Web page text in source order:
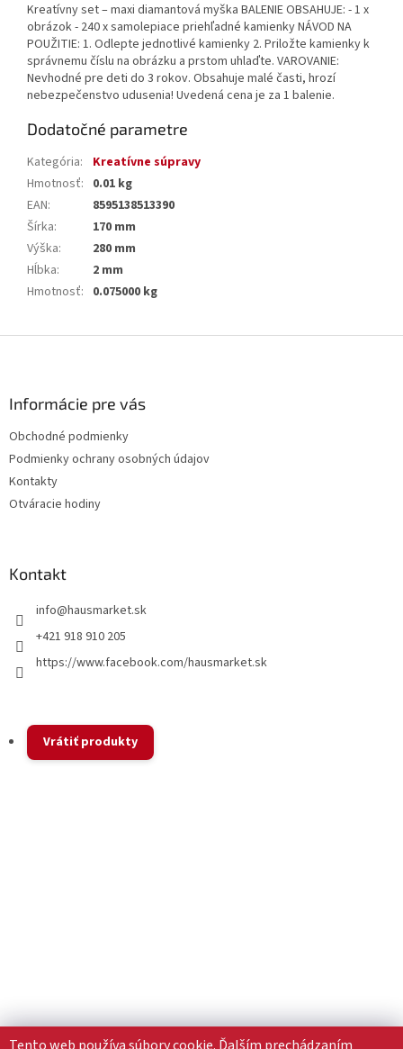
Kreatívny set – maxi diamantová myška BALENIE OBSAHUJE: - 1 x
obrázok - 240 x samolepiace priehľadné kamienky NÁVOD NA
POUŽITIE: 1. Odlepte jednotlivé kamienky 2. Priložte kamienky k
správnemu číslu na obrázku a prstom uhlaďte. VAROVANIE:
Nevhodné pre deti do 3 rokov. Obsahuje malé časti, hrozí
nebezpečenstvo udusenia! Uvedená cena je za 1 balenie.
Dodatočné parametre
Kategória:
Kreatívne súpravy
Hmotnosť: 0.01 kg
EAN:
8595138513390
Šírka:
170 mm
Výška:
280 mm
Hĺbka:
2 mm
Hmotnosť: 0.075000 kg
Informácie pre vás
Obchodné podmienky
Podmienky ochrany osobných údajov
Kontakty
Otváracie hodiny
Kontakt
info@hausmarket.sk
+421 918 910 205
https://www.facebook.com/hausmarket.sk
Vrátiť produkty